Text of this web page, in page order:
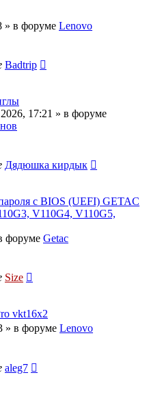
» в форуме Lenovo
Badtrip
17:21 » в форуме
Дядюшка кирдык
с BIOS (UEFI) GETAC
V110G4, V110G5,
форуме Getac
Size
vkt16x2
» в форуме Lenovo
aleg7